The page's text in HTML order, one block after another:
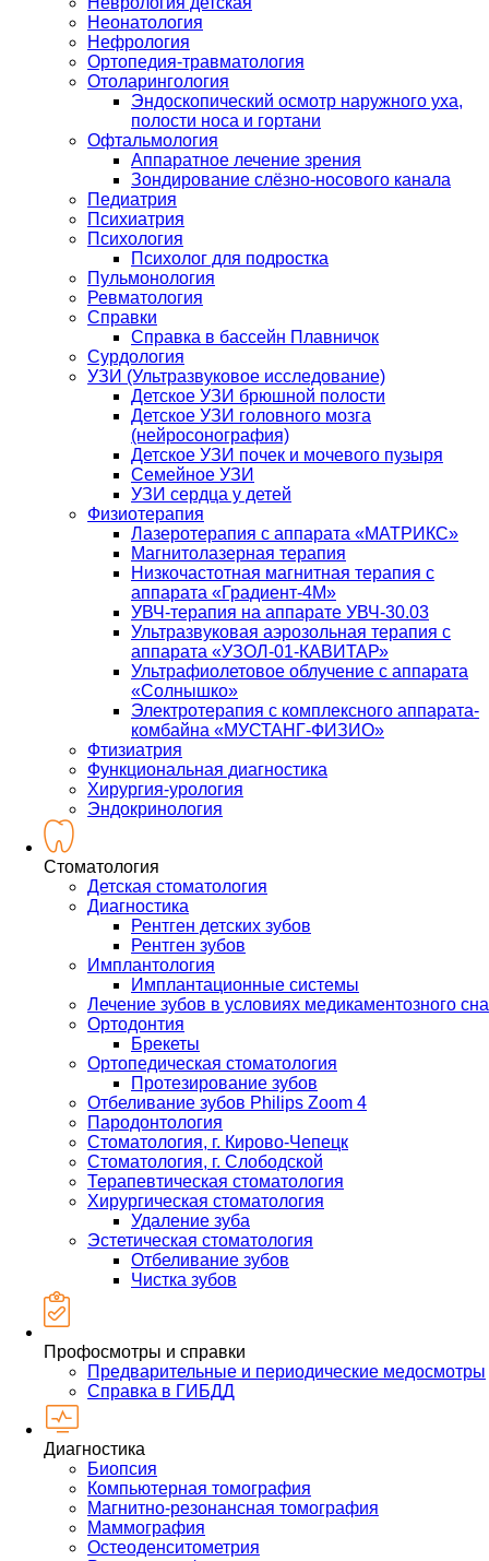
Неонатология
Нефрология
Ортопедия-травматология
Отоларингология
Эндоскопический осмотр наружного уха,
полости носа и гортани
Офтальмология
Аппаратное лечение зрения
Зондирование слёзно-носового канала
Педиатрия
Психиатрия
Психология
Психолог для подростка
Пульмонология
Ревматология
Справки
Справка в бассейн Плавничок
Сурдология
УЗИ (Ультразвуковое исследование)
Детское УЗИ брюшной полости
Детское УЗИ головного мозга
(нейросонография)
Детское УЗИ почек и мочевого пузыря
Семейное УЗИ
УЗИ сердца у детей
Физиотерапия
Лазеротерапия с аппарата «МАТРИКС»
Магнитолазерная терапия
Низкочастотная магнитная терапия с
аппарата «Градиент-4М»
УВЧ-терапия на аппарате УВЧ-30.03
Ультразвуковая аэрозольная терапия с
аппарата «УЗОЛ-01-КАВИТАР»
Ультрафиолетовое облучение с аппарата
«Солнышко»
Электротерапия с комплексного аппарата-
комбайна «МУСТАНГ-ФИЗИО»
Фтизиатрия
Функциональная диагностика
Хирургия-урология
Эндокринология
Стоматология
Детская стоматология
Диагностика
Рентген детских зубов
Рентген зубов
Имплантология
Имплантационные системы
Лечение зубов в условиях медикаментозного сна
Ортодонтия
Брекеты
Ортопедическая стоматология
Протезирование зубов
Отбеливание зубов Philips Zoom 4
Пародонтология
Стоматология, г. Кирово-Чепецк
Стоматология, г. Слободской
Терапевтическая стоматология
Хирургическая стоматология
Удаление зуба
Эстетическая стоматология
Отбеливание зубов
Чистка зубов
Профосмотры и справки
Предварительные и периодические медосмотры
Справка в ГИБДД
Диагностика
Биопсия
Компьютерная томография
Магнитно-резонансная томография
Маммография
Остеоденситометрия